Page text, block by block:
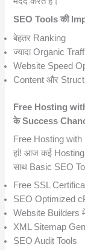
SEO Tools की
बेहतर Ranking
ज्यादा Organic
Website Speed
Content और
Free Hosting with
के Success
Free Hosting with
हां! आज कई
साथ Basic SEO
Free SSL
SEO Optimized
Website Builders
XML Sitemap
SEO Audit Tools